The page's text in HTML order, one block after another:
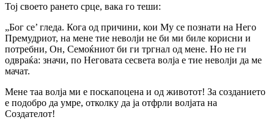
Тој своето рането срце, вака го теши:
„Бог се’ гледа. Кога од причини, кои Му се познати на Него
Премудриот, на мене тие неволји не би ми биле корисни и
потребни, Он, Семоќниот би ги тргнал од мене. Но не ги
одвраќа: значи, по Неговата сесвета волја е тие неволји да ме
мачат.
Мене таа волја ми е поскапоцена и од животот! За созданието
е подобро да умре, отколку да ја отфрли волјата на
Создателот!